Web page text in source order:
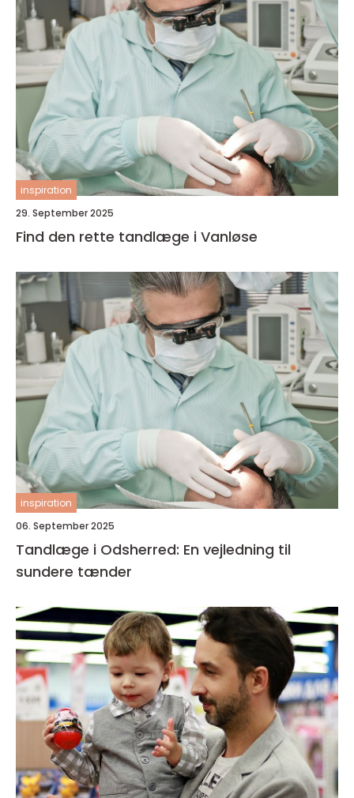
inspiration
29. September 2025
Find den rette tandlæge i Vanløse
inspiration
06. September 2025
Tandlæge i Odsherred: En vejledning til
sundere tænder